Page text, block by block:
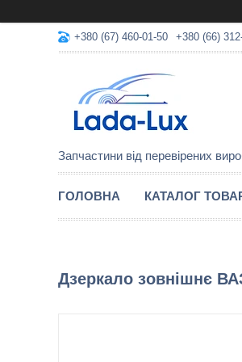
+380 (67) 460-01-50 +380 (66)
Запчастини від перевірених
ГОЛОВНА КАТАЛОГ
Дзеркало зовнішнє